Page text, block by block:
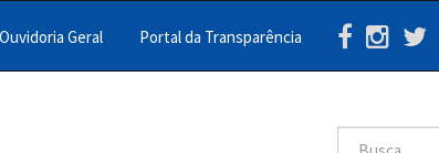
Menu
Ouvidoria Geral Portal da Transparência